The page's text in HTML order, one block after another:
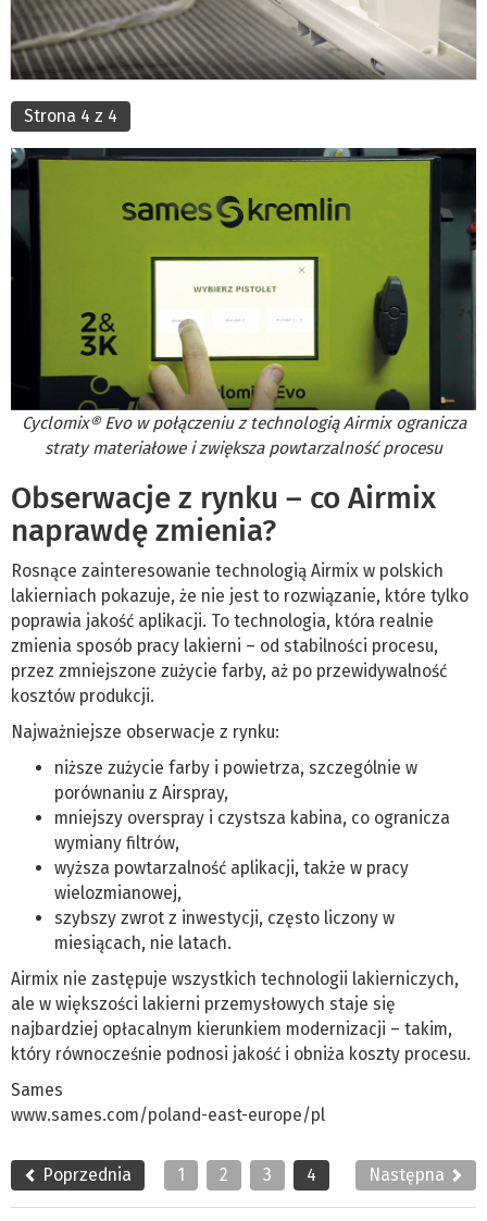
Strona 4 z 4
Cyclomix® Evo w połączeniu z technologią Airmix ogranicza
straty materiałowe i zwiększa powtarzalność procesu
Obserwacje z rynku – co Airmix
naprawdę zmienia?
Rosnące zainteresowanie technologią Airmix w polskich
lakierniach pokazuje, że nie jest to rozwiązanie, które tylko
poprawia jakość aplikacji. To technologia, która realnie
zmienia sposób pracy lakierni – od stabilności procesu,
przez zmniejszone zużycie farby, aż po przewidywalność
kosztów produkcji.
Najważniejsze obserwacje z rynku:
niższe zużycie farby i powietrza, szczególnie w
porównaniu z Airspray,
mniejszy overspray i czystsza kabina, co ogranicza
wymiany filtrów,
wyższa powtarzalność aplikacji, także w pracy
wielozmianowej,
szybszy zwrot z inwestycji, często liczony w
miesiącach, nie latach.
Airmix nie zastępuje wszystkich technologii lakierniczych,
ale w większości lakierni przemysłowych staje się
najbardziej opłacalnym kierunkiem modernizacji – takim,
który równocześnie podnosi jakość i obniża koszty procesu.
Sames
www.sames.com/poland-east-europe/pl
Poprzednia 1 2 3 4 Następna